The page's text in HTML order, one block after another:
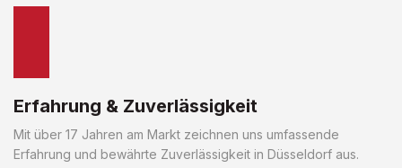
Erfahrung & Zuverlässigkeit
Mit über 17 Jahren am Markt zeichnen uns umfassende
Erfahrung und bewährte Zuverlässigkeit in Düsseldorf aus.